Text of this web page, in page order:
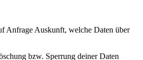
Anfrage Auskunft, welche Daten über
bzw. Sperrung deiner Daten